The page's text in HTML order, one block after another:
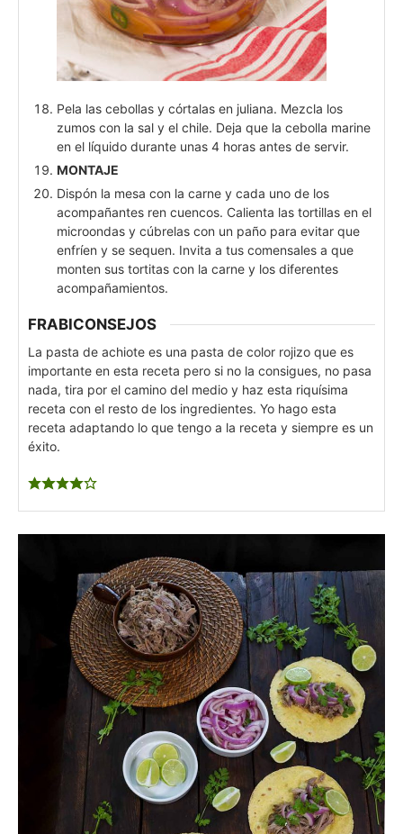
Pela las cebollas y córtalas en juliana. Mezcla los
zumos con la sal y el chile. Deja que la cebolla marine
en el líquido durante unas 4 horas antes de servir.
MONTAJE
Dispón la mesa con la carne y cada uno de los
acompañantes ren cuencos. Calienta las tortillas en el
microondas y cúbrelas con un paño para evitar que
enfríen y se sequen. Invita a tus comensales a que
monten sus tortitas con la carne y los diferentes
acompañamientos.
FRABICONSEJOS
La pasta de achiote es una pasta de color rojizo que es
importante en esta receta pero si no la consigues, no pasa
nada, tira por el camino del medio y haz esta riquísima
receta con el resto de los ingredientes. Yo hago esta
receta adaptando lo que tengo a la receta y siempre es un
éxito.